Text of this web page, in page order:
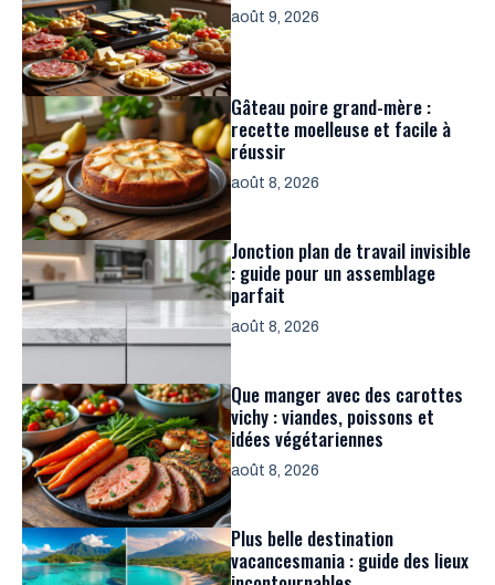
août 9, 2026
Gâteau poire grand-mère :
recette moelleuse et facile à
réussir
août 8, 2026
Jonction plan de travail invisible
: guide pour un assemblage
parfait
août 8, 2026
Que manger avec des carottes
vichy : viandes, poissons et
idées végétariennes
août 8, 2026
Plus belle destination
vacancesmania : guide des lieux